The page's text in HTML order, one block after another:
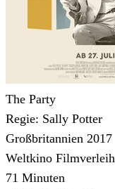
The Party
Regie: Sally Potter
Großbritannien 2017
Weltkino Filmverleih
71 Minuten